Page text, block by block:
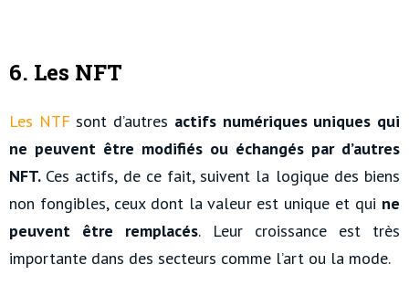
6. Les NFT
Les NTF sont d’autres actifs numériques uniques qui
ne peuvent être modifiés ou échangés par d’autres
NFT. Ces actifs, de ce fait, suivent la logique des biens
non fongibles, ceux dont la valeur est unique et qui ne
peuvent être remplacés. Leur croissance est très
importante dans des secteurs comme l’art ou la mode.